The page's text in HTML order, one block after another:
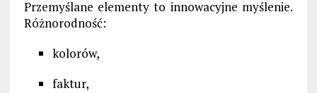
Przemyślane elementy to innowacyjne myślenie.
Różnorodność:
kolorów,
faktur,